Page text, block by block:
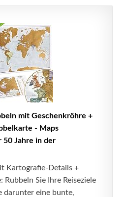
mit Geschenkröhre +
- Maps
50 Jahre in der
Kartografie-Details +
Rubbeln Sie Ihre Reiseziele
darunter eine bunte,